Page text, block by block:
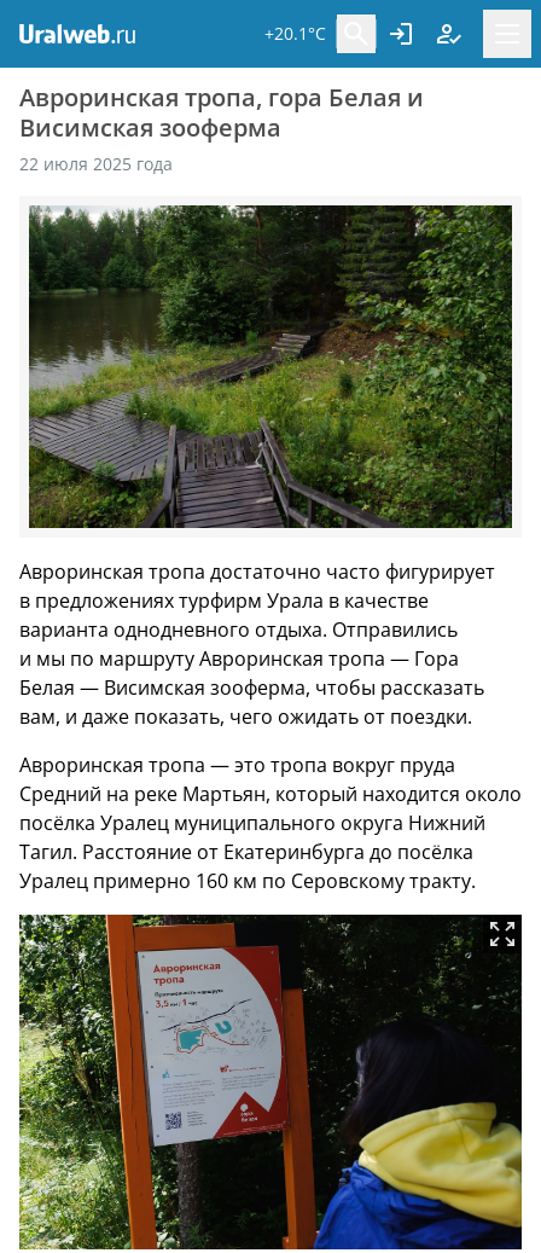
+20.1°C
Авроринская тропа, гора Белая и
Висимская зооферма
22 июля 2025 года
Авроринская тропа достаточно часто фигурирует
в предложениях турфирм Урала в качестве
варианта однодневного отдыха. Отправились
и мы по маршруту Авроринская тропа — Гора
Белая — Висимская зооферма, чтобы рассказать
вам, и даже показать, чего ожидать от поездки.
Авроринская тропа — это тропа вокруг пруда
Средний на реке Мартьян, который находится около
посёлка Уралец муниципального округа Нижний
Тагил. Расстояние от Екатеринбурга до посёлка
Уралец примерно 160 км по Серовскому тракту.